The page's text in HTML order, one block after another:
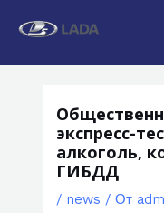
экспресс-
алкоголь,
ГИБДД
/ news / От